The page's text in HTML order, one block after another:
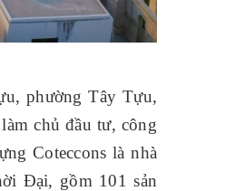
phường Tây Tựu,
chủ đầu tư, công
Coteccons là nhà
Đại, gồm 101 sản